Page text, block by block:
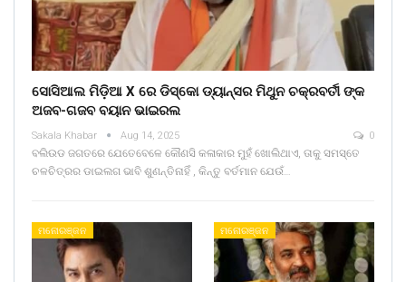
ସୋସିଆଲ ମିଡ଼ିଆ X ରେ ଡିସ୍କୋ ଡ୍ୟାନ୍ସର ମିଥୁନ ଚକ୍ରବର୍ତୀ ଙ୍କ
ଅଜବ-ଗଜବ ବୟାନ ଭାଇରଲ
Sakala Khabar Aug 14, 2025 0
ବଲିଉଡ ଜଗତରେ ଯେତେବେଳେ କୌଣସି କଳାକାର ମୁହଁ ଖୋଲିଥାଏ, ତାକୁ ସମସ୍ତେ
ଚଳଚିତ୍ରର ଡାଇଲଗ ଭାବି ଶୁଣନ୍ତିନାହିଁ , କିନ୍ତୁ ବର୍ତମାନ ଯେଉଁ…
ମନୋରଞ୍ଜନ ମନୋରଞ୍ଜନ